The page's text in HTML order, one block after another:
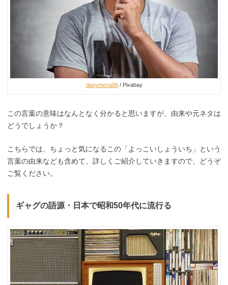
danymena88/ Pixabay
この言葉の意味はなんとなく分かると思いますが、由来や元ネタは
どうでしょうか？
こちらでは、ちょっと気になるこの「よっこいしょういち」という
言葉の由来なども含めて、詳しくご紹介していきますので、どうぞ
ご覧ください。
ギャグの語源・日本で昭和50年代に流行る